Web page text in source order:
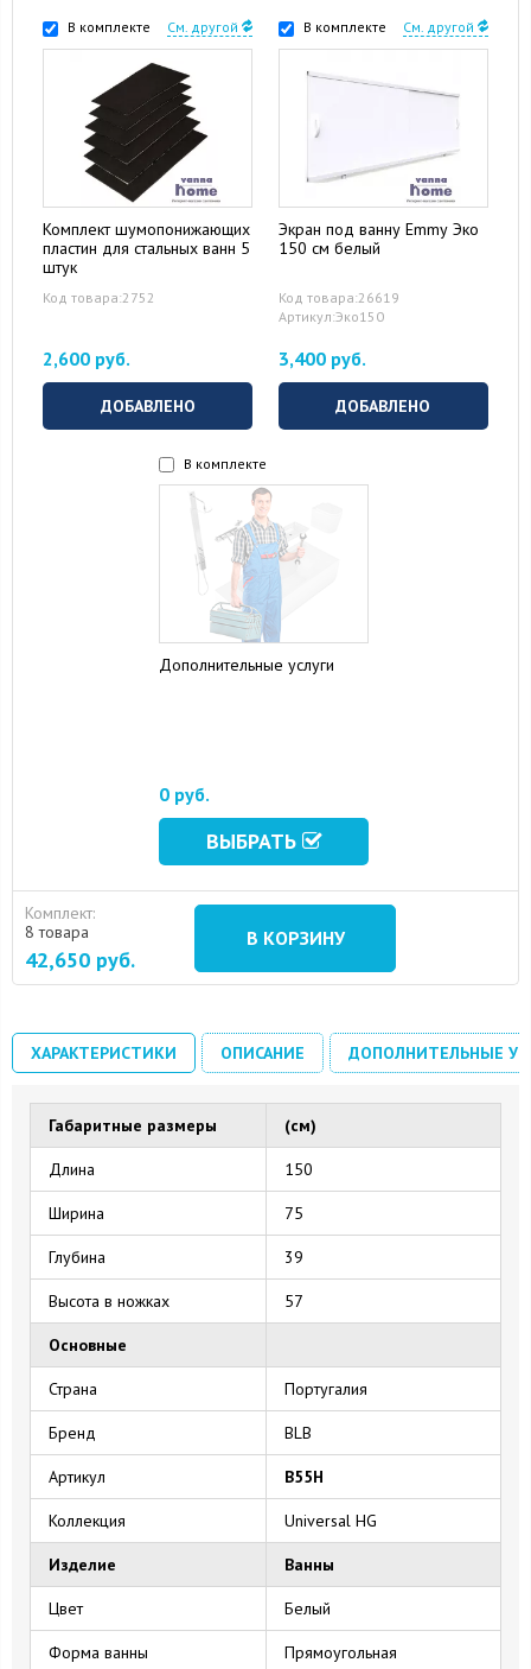
15 August 2024 10 September 2024
В комплекте См. другой
Комплект шумопонижающих
пластин для стальных ванн 5
штук
Код товара:2752
2,600 руб.
ДОБАВЛЕНО
В комплекте См. другой
Экран под ванну Emmy Эко
150 см белый
Код товара:26619
Артикул:Эко150
3,400 руб.
ДОБАВЛЕНО
В комплекте
Дополнительные услуги
0 руб.
ВЫБРАТЬ
Комплект:
8 товара
42,650 руб.
В КОРЗИНУ
ХАРАКТЕРИСТИКИ ОПИСАНИЕ ДОПОЛНИТЕЛЬНЫЕ
Габаритные размеры (см)
Длина 150
Ширина 75
Глубина 39
Высота в ножках 57
Основные
Страна Португалия
Бренд BLB
Артикул B55H
Коллекция Universal HG
Изделие Ванны
Цвет Белый
Форма ванны Прямоугольная